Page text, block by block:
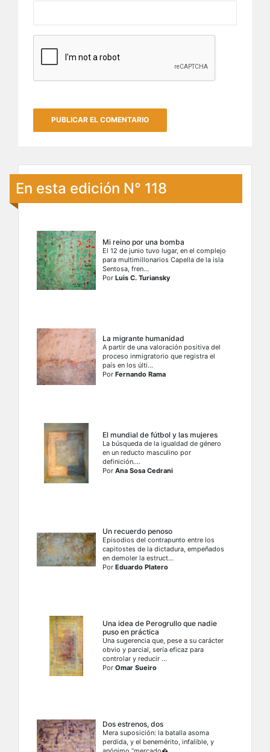
En esta edición N° 118
Mi reino por una bomba
El 12 de junio tuvo lugar, en el complejo
para multimillonarios Capella de la isla
Sentosa, fren...
PorLuis C. Turiansky
La migrante humanidad
A partir de una valoración positiva del
proceso inmigratorio que registra el
país en los últi...
PorFernando Rama
El mundial de fútbol y las mujeres
La búsqueda de la igualdad de género
en un reducto masculino por
definición....
PorAna Sosa Cedrani
Un recuerdo penoso
Episodios del contrapunto entre los
capitostes de la dictadura, empeñados
en demoler la estruct...
PorEduardo Platero
Una idea de Perogrullo que nadie
puso en práctica
Una sugerencia que, pese a su carácter
obvio y parcial, sería eficaz para
controlar y reducir ...
PorOmar Sueiro
Dos estrenos, dos
Mera suposición: la batalla asoma
perdida, y el benemérito, infalible, y